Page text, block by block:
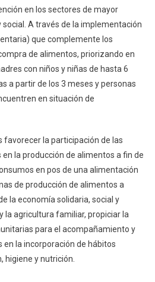
en los sectores de mayor
A través de la implementación
que complemente los
de alimentos, priorizando en
con niños y niñas de hasta 6
a partir de los 3 meses y personas
en situación de
favorecer la participación de las
la producción de alimentos a fin de
en pos de una alimentación
de producción de alimentos a
la economía solidaria, social y
la agricultura familiar, propiciar la
para el acompañamiento y
la incorporación de hábitos
higiene y nutrición.